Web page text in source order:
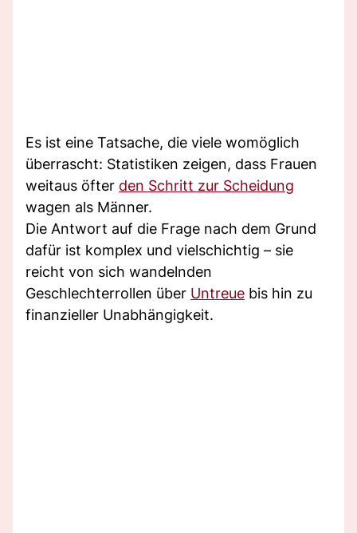
Es ist eine Tatsache, die viele womöglich
überrascht: Statistiken zeigen, dass Frauen
weitaus öfter den Schritt zur Scheidung
wagen als Männer.
Die Antwort auf die Frage nach dem Grund
dafür ist komplex und vielschichtig – sie
reicht von sich wandelnden
Geschlechterrollen über Untreue bis hin zu
finanzieller Unabhängigkeit.